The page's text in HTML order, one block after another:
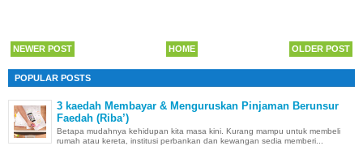
NEWER POST OLDER POST
HOME
POPULAR POSTS
3 kaedah Membayar & Menguruskan Pinjaman Berunsur
Faedah (Riba’)
Betapa mudahnya kehidupan kita masa kini. Kurang mampu untuk membeli
rumah atau kereta, institusi perbankan dan kewangan sedia memberi...